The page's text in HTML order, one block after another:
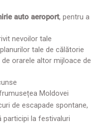
auto aeroport, pentru a
nevoilor tale
tale de călătorie
orarele altor mijloace de
Moldovei
de escapade spontane,
participi la festivaluri